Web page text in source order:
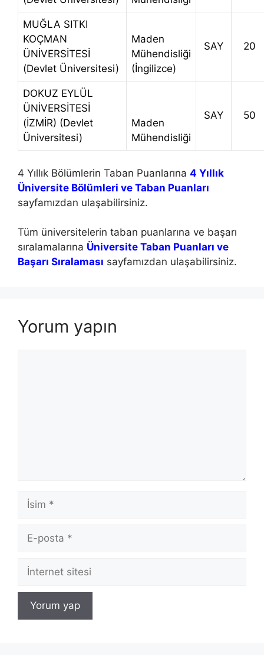
MUĞLA SITKI
KOÇMAN
ÜNİVERSİTESİ
(Devlet Üniversitesi)
Maden
Mühendisliği
(İngilizce)
SAY 20
DOKUZ EYLÜL
ÜNİVERSİTESİ
(İZMİR) (Devlet
Üniversitesi)
Maden
Mühendisliği
SAY 50
4 Yıllık Bölümlerin Taban Puanlarına 4 Yıllık
Üniversite Bölümleri ve Taban Puanları
sayfamızdan ulaşabilirsiniz.
Tüm üniversitelerin taban puanlarına ve başarı
sıralamalarına Üniversite Taban Puanları ve
Başarı Sıralaması sayfamızdan ulaşabilirsiniz.
Yorum yapın
İsim
posta
İnternet